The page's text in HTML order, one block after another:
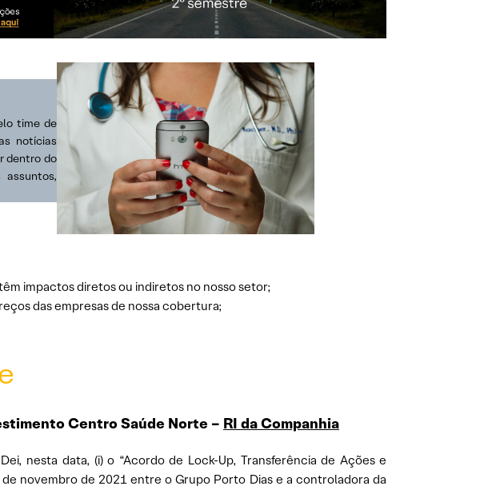
time de
notícias
dentro do
impactos diretos ou indiretos no nosso setor;
das empresas de nossa cobertura;
Centro Saúde Norte – RI da Companhia
nesta data, (i) o “Acordo de Lock-Up, Transferência de Ações e
novembro de 2021 entre o Grupo Porto Dias e a controladora da